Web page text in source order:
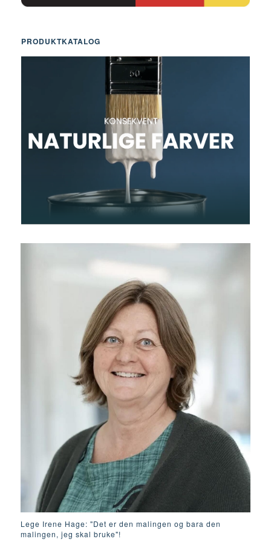
PRODUKTKATALOG
Lege Irene Hage: "Det er den malingen og bara den
malingen, jeg skal bruke"!